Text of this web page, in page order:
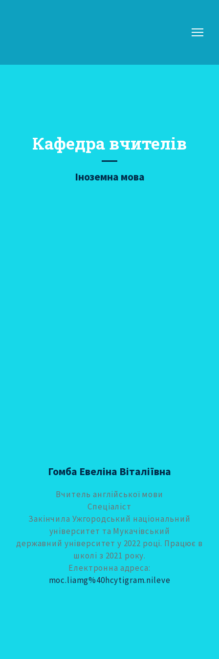
Кафедра вчителів
Іноземна мова
Гомба Евеліна Віталіївна
Вчитель англійської мови
Спеціаліст
Закінчила Ужгородський національний
університет та Мукачівський
державний університет у 2022 році. Працює в
школі з 2021 року.
Електронна адреса:
moc.liamg%40hcytigram.nileve